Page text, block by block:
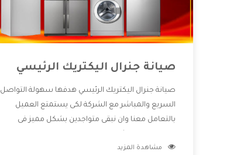
صيانة جنرال اليكتريك الرئيسي
صيانة جنرال اليكتريك الرئيسي هدفها سهولة التواصل
السريع والمباشر مع الشركة لكى يستمتع العميل
بالتعامل معنا وان نبقى متواجدين بشكل مميز فى
للعميل وان يستمتع بالخدمات التى تنفرد الشركة بها
مشاهدة المزيد